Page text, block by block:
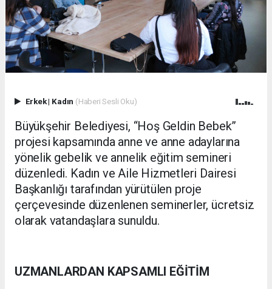
Erkek| Kadın (Haberi Sesli Oku)
Büyükşehir Belediyesi, “Hoş Geldin Bebek”
projesi kapsamında anne ve anne adaylarına
yönelik gebelik ve annelik eğitim semineri
düzenledi. Kadın ve Aile Hizmetleri Dairesi
Başkanlığı tarafından yürütülen proje
çerçevesinde düzenlenen seminerler, ücretsiz
olarak vatandaşlara sunuldu.
UZMANLARDAN KAPSAMLI EĞİTİM